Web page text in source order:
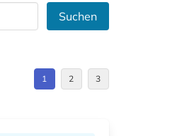
Suchen
1 2 3